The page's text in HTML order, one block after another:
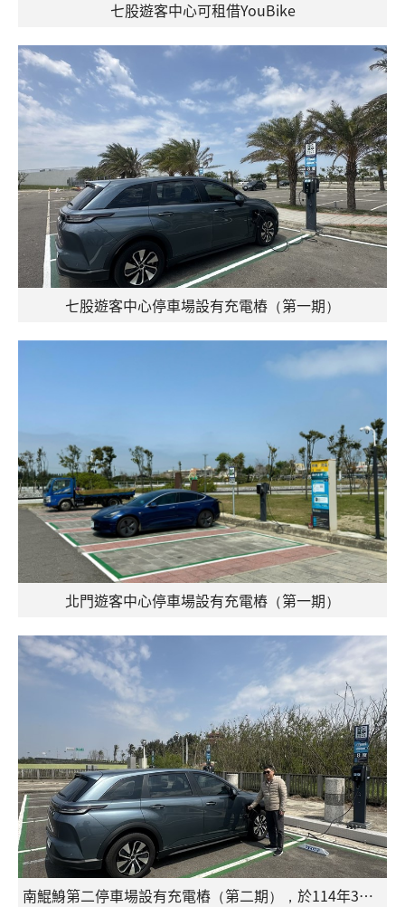
七股遊客中心可租借YouBike
七股遊客中心停車場設有充電樁（第一期）
北門遊客中心停車場設有充電樁（第一期）
南鯤鯓第二停車場設有充電樁（第二期），於114年3月21日投入營運